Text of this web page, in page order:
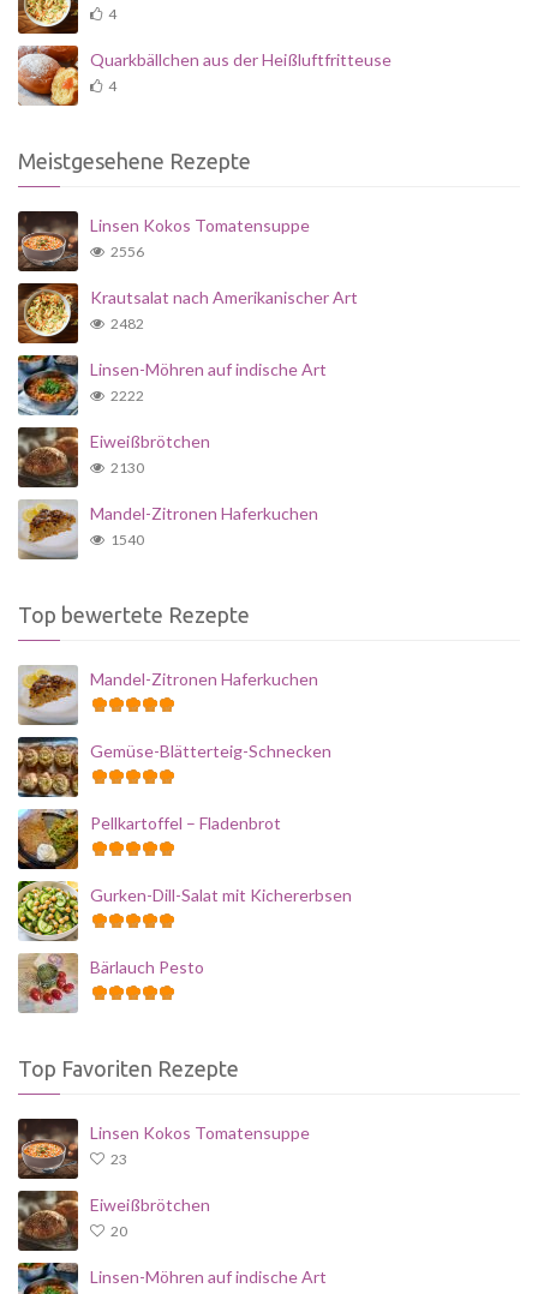
4
Quarkbällchen aus der Heißluftfritteuse
4
Meistgesehene Rezepte
Linsen Kokos Tomatensuppe
2556
Krautsalat nach Amerikanischer Art
2482
Linsen-Möhren auf indische Art
2222
Eiweißbrötchen
2130
Mandel-Zitronen Haferkuchen
1540
Top bewertete Rezepte
Mandel-Zitronen Haferkuchen
Gemüse-Blätterteig-Schnecken
Pellkartoffel – Fladenbrot
Gurken-Dill-Salat mit Kichererbsen
Bärlauch Pesto
Top Favoriten Rezepte
Linsen Kokos Tomatensuppe
23
Eiweißbrötchen
20
Linsen-Möhren auf indische Art